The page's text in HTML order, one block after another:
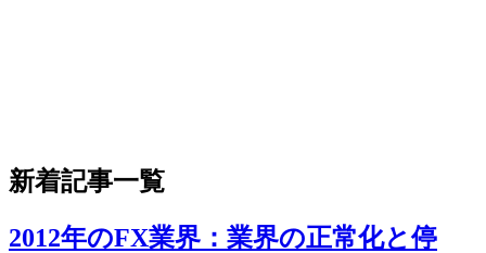
新着記事一覧
2012年のFX業界：業界の正常化と停